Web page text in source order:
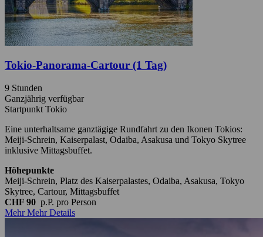
Tokio-Panorama-Cartour (1 Tag)
9 Stunden
Ganzjährig verfügbar
Startpunkt Tokio
Eine unterhaltsame ganztägige Rundfahrt zu den Ikonen Tokios:
Meiji-Schrein, Kaiserpalast, Odaiba, Asakusa und Tokyo Skytree
inklusive Mittagsbuffet.
Höhepunkte
Meiji-Schrein, Platz des Kaiserpalastes, Odaiba, Asakusa, Tokyo
Skytree, Cartour, Mittagsbuffet
CHF 90 p.P. pro Person
Mehr Mehr Details